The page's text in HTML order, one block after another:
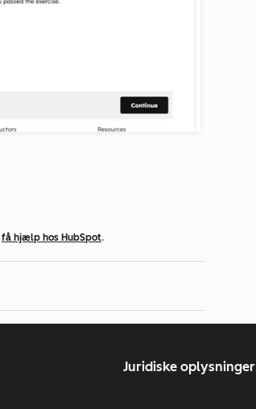
få hjælp hos HubSpot.
Juridiske oplysninger